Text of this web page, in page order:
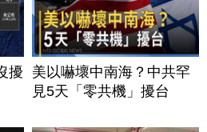
擾
美以嚇壞中南海？中共罕
見5天「零共機」擾台